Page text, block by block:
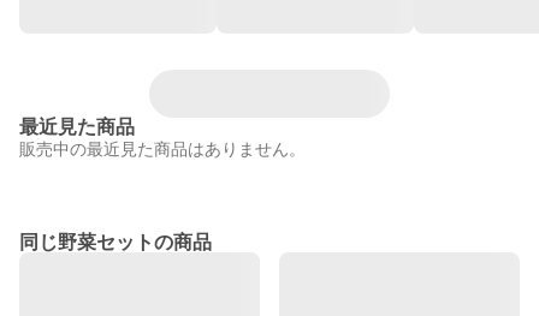
最近見た商品
販売中の最近見た商品はありません。
同じ野菜セットの商品